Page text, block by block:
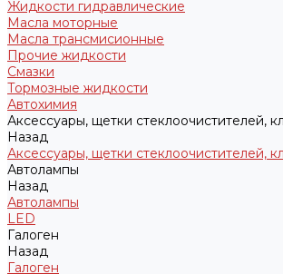
Жидкости гидравлические
Масла моторные
Масла трансмисионные
Прочие жидкости
Смазки
Тормозные жидкости
Автохимия
Аксессуары, щетки стеклоочистителей,
Назад
Аксессуары, щетки стеклоочистителей,
Автолампы
Назад
Автолампы
LED
Галоген
Назад
Галоген